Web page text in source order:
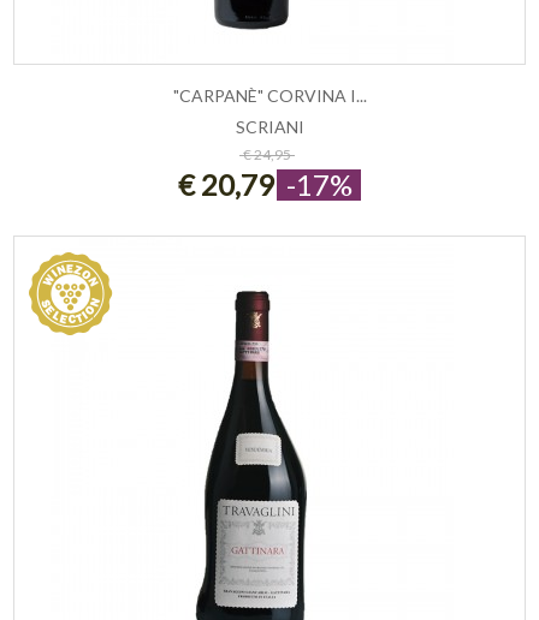
ESAURITO
"CARPANÈ" CORVINA I...
SCRIANI
€ 24,95
€ 20,79 -17%